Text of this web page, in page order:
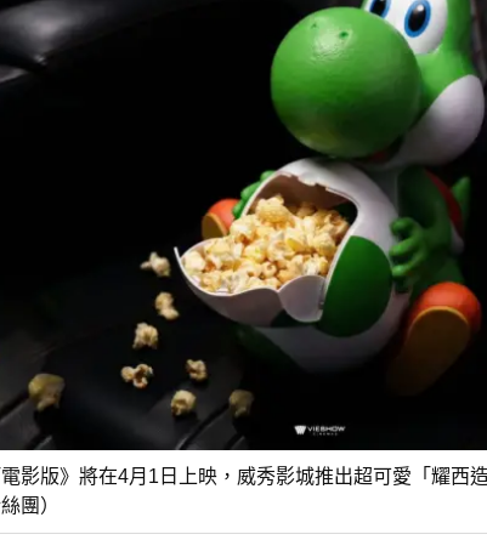
影版》將在4月1日上映，威秀影城推出超可愛「耀西
團）